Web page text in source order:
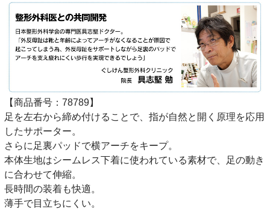
【商品番号：78789】
足を左右から締め付けることで、指が自然と開く原理を応用
したサポーター。
さらに足裏パッドで横アーチをキープ。
本体生地はシームレス下着に使われている素材で、足の動き
に合わせて伸縮。
長時間の装着も快適。
薄手で目立ちにくい。